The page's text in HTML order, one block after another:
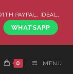
PAYPAL, IDEAL,
WHATSAPP
0 MENU